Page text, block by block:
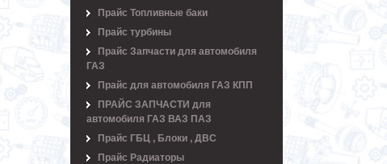
Прайс Топливные баки
Прайс турбины
Прайс Запчасти для автомобиля
ГАЗ
Прайс для автомобиля ГАЗ КПП
ПРАЙС ЗАПЧАСТИ для
автомобиля ГАЗ ВАЗ ПАЗ
Прайс ГБЦ , Блоки , ДВС
Прайс Радиаторы